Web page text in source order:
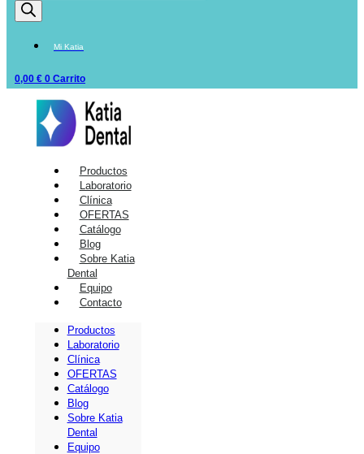
Mi Katia
0,00 € 0 Carrito
Productos
Laboratorio
Clínica
OFERTAS
Catálogo
Blog
Sobre Katia
Dental
Equipo
Contacto
Productos
Laboratorio
Clínica
OFERTAS
Catálogo
Blog
Sobre Katia
Dental
Equipo